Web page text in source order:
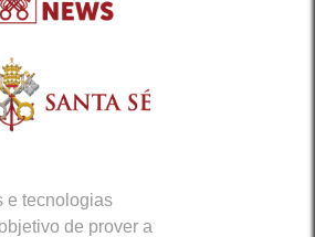
e tecnologias
de prover a